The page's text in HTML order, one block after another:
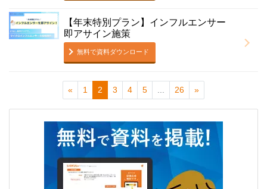
【年末特別プラン】インフルエンサー
即アサイン施策
無料で資料ダウンロード
« 1 2 3 4 5 26 »